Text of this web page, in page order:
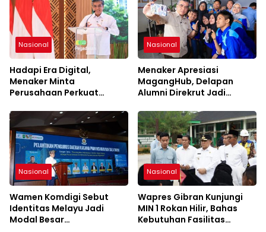
Nasional
Hadapi Era Digital,
Menaker Minta
Perusahaan Perkuat
Nasional
Menaker Apresiasi
MagangHub, Delapan
Alumni Direkrut Jadi
Nasional
Wamen Komdigi Sebut
Identitas Melayu Jadi
Modal Besar
Nasional
Wapres Gibran Kunjungi
MIN 1 Rokan Hilir, Bahas
Kebutuhan Fasilitas